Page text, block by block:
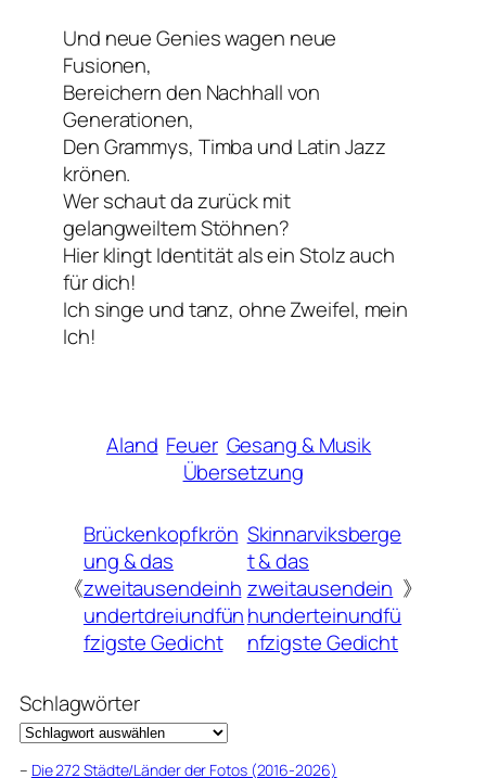
Und neue Genies wagen neue
Fusionen,
Bereichern den Nachhall von
Generationen,
Den Grammys, Timba und Latin Jazz
krönen.
Wer schaut da zurück mit
gelangweiltem Stöhnen?
Hier klingt Identität als ein Stolz auch
für dich!
Ich singe und tanz, ohne Zweifel, mein
Ich!
Aland Feuer Gesang & Musik
Übersetzung
《
Brückenkopfkrön
ung & das
zweitausendeinh
undertdreiundfün
fzigste Gedicht
Skinnarviksberge
t & das
zweitausendein
hunderteinundfü
nfzigste Gedicht
》
Schlagwörter
– Die 272 Städte/Länder der Fotos (2016-2026)